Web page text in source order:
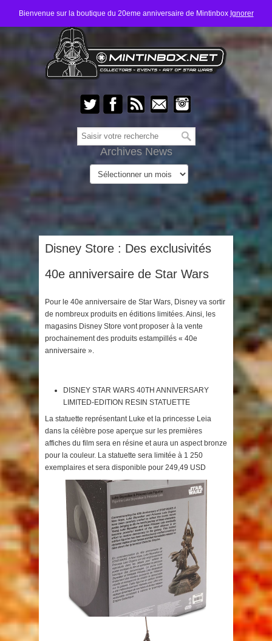
Bienvenue sur la boutique du 20eme anniversaire de Mintinbox Ignorer
Archives News
Disney Store : Des exclusivités
40e anniversaire de Star Wars
Pour le 40e anniversaire de Star Wars, Disney va sortir
de nombreux produits en éditions limitées. Ainsi, les
magasins Disney Store vont proposer à la vente
prochainement des produits estampillés « 40e
anniversaire ».
DISNEY STAR WARS 40TH ANNIVERSARY
LIMITED-EDITION RESIN STATUETTE
La statuette représentant Luke et la princesse Leia
dans la célèbre pose aperçue sur les premières
affiches du film sera en résine et aura un aspect bronze
pour la couleur. La statuette sera limitée à 1 250
exemplaires et sera disponible pour 249,49 USD